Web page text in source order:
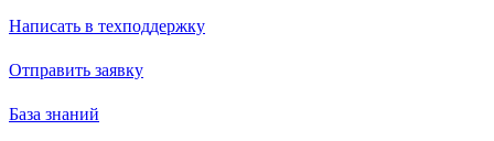
Написать в техподдержку
Отправить заявку
База знаний